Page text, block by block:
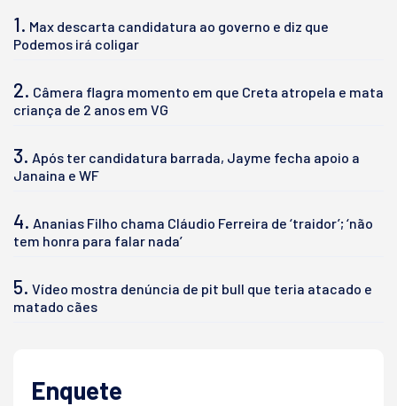
1. Max descarta candidatura ao governo e diz que
Podemos irá coligar
2. Câmera flagra momento em que Creta atropela e mata
criança de 2 anos em VG
3. Após ter candidatura barrada, Jayme fecha apoio a
Janaina e WF
4. Ananias Filho chama Cláudio Ferreira de ‘traidor’; ‘não
tem honra para falar nada’
5. Vídeo mostra denúncia de pit bull que teria atacado e
matado cães
Enquete